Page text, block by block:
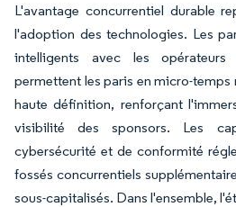
L'avantage concurrentiel durable
l'adoption des technologies. Les
intelligents avec les opérateurs
permettent les paris en micro-temps
haute définition, renforçant
visibilité des sponsors. Les
cybersécurité et de conformité
fossés concurrentiels
sous-capitalisés. Dans l'ensemble,